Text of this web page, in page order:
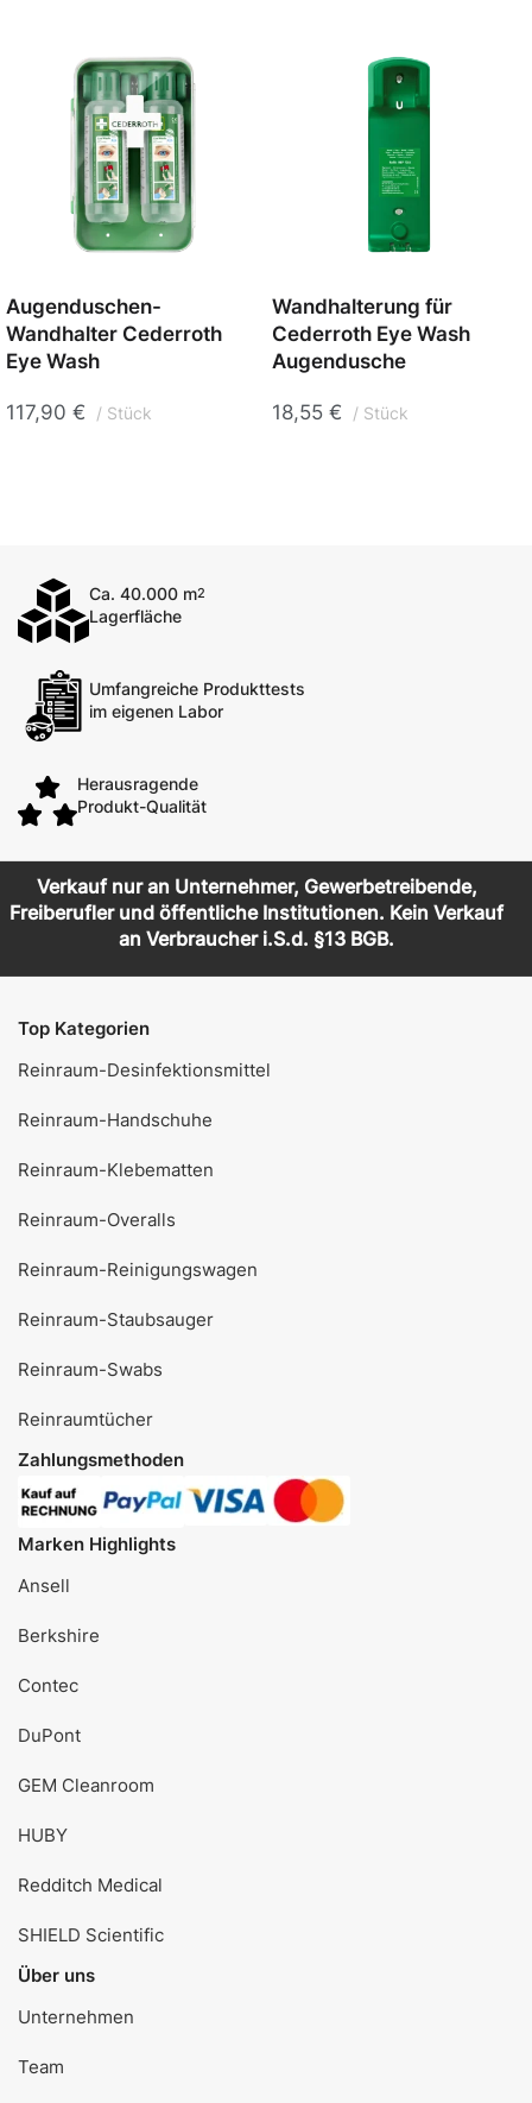
Augenduschen-
Wandhalter Cederroth
Eye Wash
117,90 € Stück
Wandhalterung für
Cederroth Eye Wash
Augendusche
18,55 € Stück
Ca. 40.000 m2
Lagerfläche
Umfangreiche Produkttests
im eigenen Labor
Herausragende
Produkt-Qualität
Verkauf nur an Unternehmer, Gewerbetreibende,
Freiberufler und öffentliche Institutionen. Kein Verkauf
an Verbraucher i.S.d. §13 BGB.
Top Kategorien
Reinraum-Desinfektionsmittel
Reinraum-Handschuhe
Reinraum-Klebematten
Reinraum-Overalls
Reinraum-Reinigungswagen
Reinraum-Staubsauger
Reinraum-Swabs
Reinraumtücher
Zahlungsmethoden
Marken Highlights
Ansell
Berkshire
Contec
DuPont
GEM Cleanroom
HUBY
Redditch Medical
SHIELD Scientific
Über uns
Unternehmen
Team